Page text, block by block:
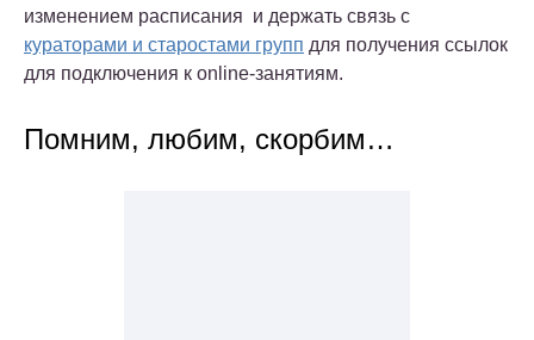
изменением расписания и держать связь с
кураторами и старостами групп для получения ссылок
для подключения к online-занятиям.
Помним, любим, скорбим…